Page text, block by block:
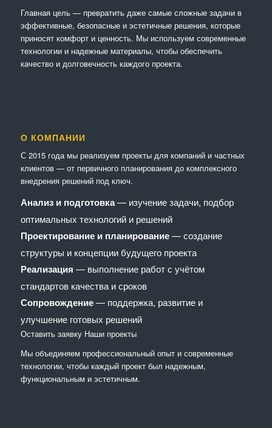
Главная цель — превратить даже самые сложные задачи в
эффективные, безопасные и эстетичные решения, которые
приносят комфорт и ценность. Мы используем современные
технологии и надежные материалы, чтобы обеспечить
качество и долговечность каждого проекта.
О КОМПАНИИ
С 2015 года мы реализуем проекты для компаний и частных
клиентов — от первичного планирования до комплексного
внедрения решений под ключ.
Анализ и подготовка— изучение задачи, подбор
оптимальных технологий и решений
Проектирование и планирование— создание
структуры и концепции будущего проекта
Реализация — выполнение работ с учётом
стандартов качества и сроков
Сопровождение— поддержка, развитие и
улучшение готовых решений
Оставить заявку Наши проекты
Мы объединяем профессиональный опыт и современные
технологии, чтобы каждый проект был надежным,
функциональным и эстетичным.